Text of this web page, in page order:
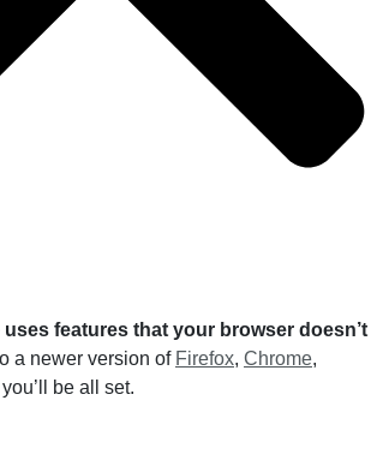
features that your browser doesn’t
a newer version of Firefox, Chrome,
be all set.